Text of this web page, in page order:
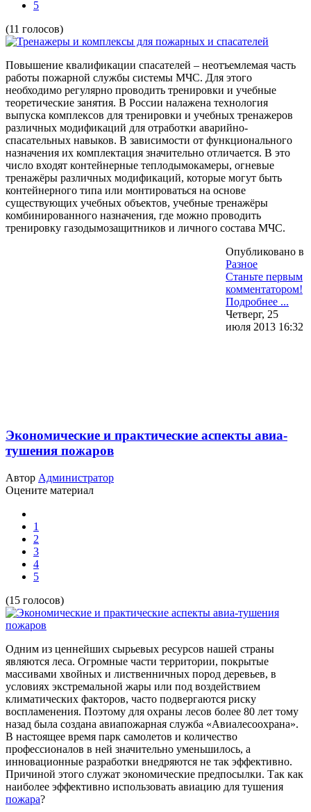
5
(11 голосов)
Повышение квалификации спасателей – неотъемлемая часть
работы пожарной службы системы МЧС. Для этого
необходимо регулярно проводить тренировки и учебные
теоретические занятия. В России налажена технология
выпуска комплексов для тренировки и учебных тренажеров
различных модификаций для отработки аварийно-
спасательных навыков. В зависимости от функционального
назначения их комплектация значительно отличается. В это
число входят контейнерные теплодымокамеры, огневые
тренажёры различных модификаций, которые могут быть
контейнерного типа или монтироваться на основе
существующих учебных объектов, учебные тренажёры
комбинированного назначения, где можно проводить
тренировку газодымозащитников и личного состава МЧС.
Опубликовано в
Разное
Станьте первым
комментатором!
Подробнее ...
Четверг, 25
июля 2013 16:32
Экономические и практические аспекты авиа-
тушения пожаров
Автор Администратор
Оцените материал
1
2
3
4
5
(15 голосов)
Одним из ценнейших сырьевых ресурсов нашей страны
являются леса. Огромные части территории, покрытые
массивами хвойных и лиственничных пород деревьев, в
условиях экстремальной жары или под воздействием
климатических факторов, часто подвергаются риску
воспламенения. Поэтому для охраны лесов более 80 лет тому
назад была создана авиапожарная служба «Авиалесоохрана».
В настоящее время парк самолетов и количество
профессионалов в ней значительно уменьшилось, а
инновационные разработки внедряются не так эффективно.
Причиной этого служат экономические предпосылки. Так как
наиболее эффективно использовать авиацию для тушения
пожара?